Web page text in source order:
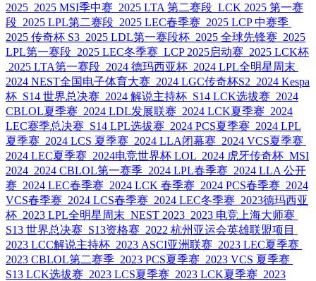
2025 2025 MSI季中赛 2025 LTA 第二赛段 LCK 2025 第一赛
段 2025 LPL第二赛段 2025 LEC春季赛 2025 LCP 中赛季
2025 传奇杯 S3 2025 LDL第一赛段杯 2025 全球先锋赛 2025
LPL第一赛段 2025 LEC冬季赛 LCP 2025启动赛 2025 LCK杯
2025 LTA第一赛段 2024 德玛西亚杯 2024 LPL全明星周末
2024 NEST全国电子体育大赛 2024 LGC传奇杯S2 2024 Kespa
杯 S14 世界总决赛 2024 解说主持杯 S14 LCK选拔赛 2024
CBLOL夏季赛 2024 LDL发展联赛 2024 LCK夏季赛 2024
LEC赛季总决赛 S14 LPL选拔赛 2024 PCS夏季赛 2024 LPL
夏季赛 2024 LCS 夏季赛 2024 LLA闭幕赛 2024 VCS夏季赛
2024 LEC夏季赛 2024电竞世界杯 LOL 2024 虎牙传奇杯 MSI
2024 2024 CBLOL第一赛季 2024 LPL春季赛 2024 LLA 公开
赛 2024 LEC春季赛 2024 LCK 春季赛 2024 PCS春季赛 2024
VCS春季赛 2024 LCS春季赛 2024 LEC冬季赛 2023德玛西亚
杯 2023 LPL全明星周末 NEST 2023 2023 电竞上海大师赛
S13 世界总决赛 S13资格赛 2022 杭州亚运会英雄联盟项目
2023 LCC解说主持杯 2023 ASCI亚洲联赛 2023 LEC夏季赛
2023 CBLOL第二赛季 2023 PCS夏季赛 2023 VCS 夏季赛
S13 LCK选拔赛 2023 LCS夏季赛 2023 LCK夏季赛 2023